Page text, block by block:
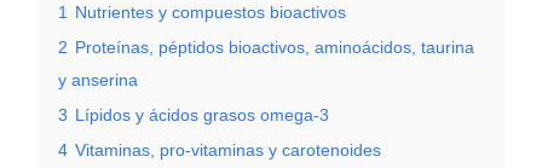
1
Nutrientes y compuestos bioactivos
2 Proteínas, péptidos bioactivos, aminoácidos, taurina
y anserina
3 Lípidos y ácidos grasos omega-3
4 Vitaminas, pro-vitaminas y carotenoides